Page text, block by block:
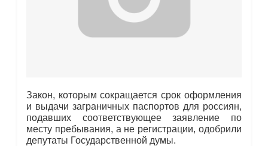
Закон, которым сокращается срок оформления
и выдачи заграничных паспортов для россиян,
подавших соответствующее заявление по
месту пребывания, а не регистрации, одобрили
депутаты Государственной думы.